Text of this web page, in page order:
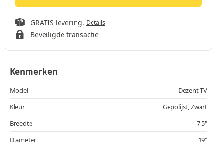
GRATIS levering. Details
Beveiligde transactie
Kenmerken
Model
Dezent TV
Kleur
Gepolijst, Zwart
Breedte
7.5"
Diameter
19"